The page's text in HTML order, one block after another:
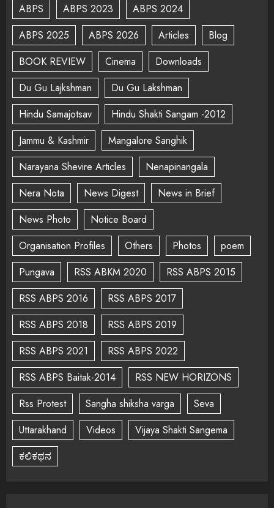
ABPS ABPS 2023
ABPS 2024
ABPS 2025
ABPS 2026 Articles
Blog
BOOK REVIEW
Cinema
Downloads
Du Gu Lajkshman
Du Gu Lakshman
Hindu Samajotsav
Hindu Shakti Sangam -2012
Jammu & Kashmir
Mangalore Sanghik
Narayana Shevire Articles
Nenapinangala
Nera Nota
News Digest
News in Brief
News Photo
Notice Board
Organisation Profiles
Others Photos
poem
Pungava
RSS ABKM 2020
RSS ABPS 2015
RSS ABPS 2016
RSS ABPS 2017
RSS ABPS 2018
RSS ABPS 2019
RSS ABPS 2021
RSS ABPS 2022
RSS ABPS Baitak-2014
RSS NEW HORIZONS
Rss Protest
Sangha shiksha varga
Seva
Uttarakhand
Videos
Vijaya Shakti Sangema
ಕಲಿಕಥನ